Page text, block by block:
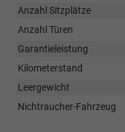
Anzahl Sitzplätze
Anzahl Türen
Garantieleistung
Kilometerstand
Leergewicht
Nichtraucher-Fahrzeug